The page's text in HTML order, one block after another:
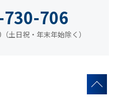
706
土日祝・年末年始除く）